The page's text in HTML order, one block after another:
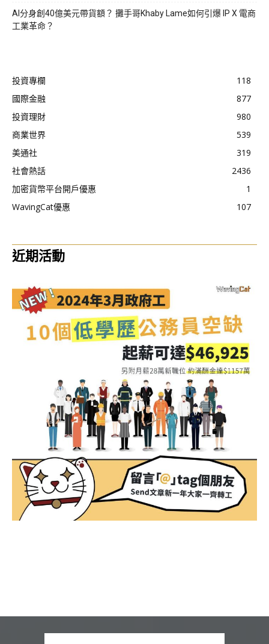
AI分身創40億美元帶貨額？ 攤手哥Khaby Lame如何引爆 IP X 電商
工業革命？
投資專欄
118
國際金融
877
投資理財
980
商業世界
539
美通社
319
社會熱話
2436
加密貨幣平台開戶優惠
1
WavingCat優惠
107
近期活動